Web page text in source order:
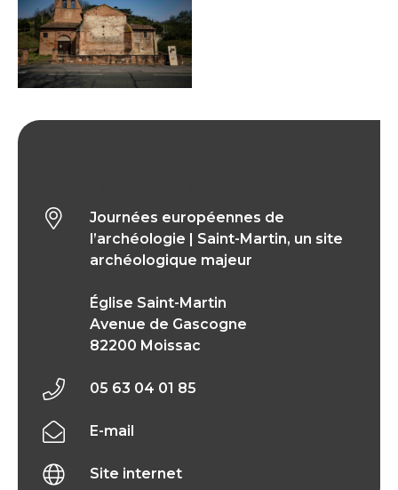
Journées européennes de
l’archéologie | Saint-Martin, un site
archéologique majeur
Église Saint-Martin
Avenue de Gascogne
82200 Moissac
05 63 04 01 85
E-mail
Site internet